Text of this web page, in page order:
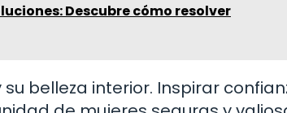
Descubre cómo resolver
belleza interior. Inspirar